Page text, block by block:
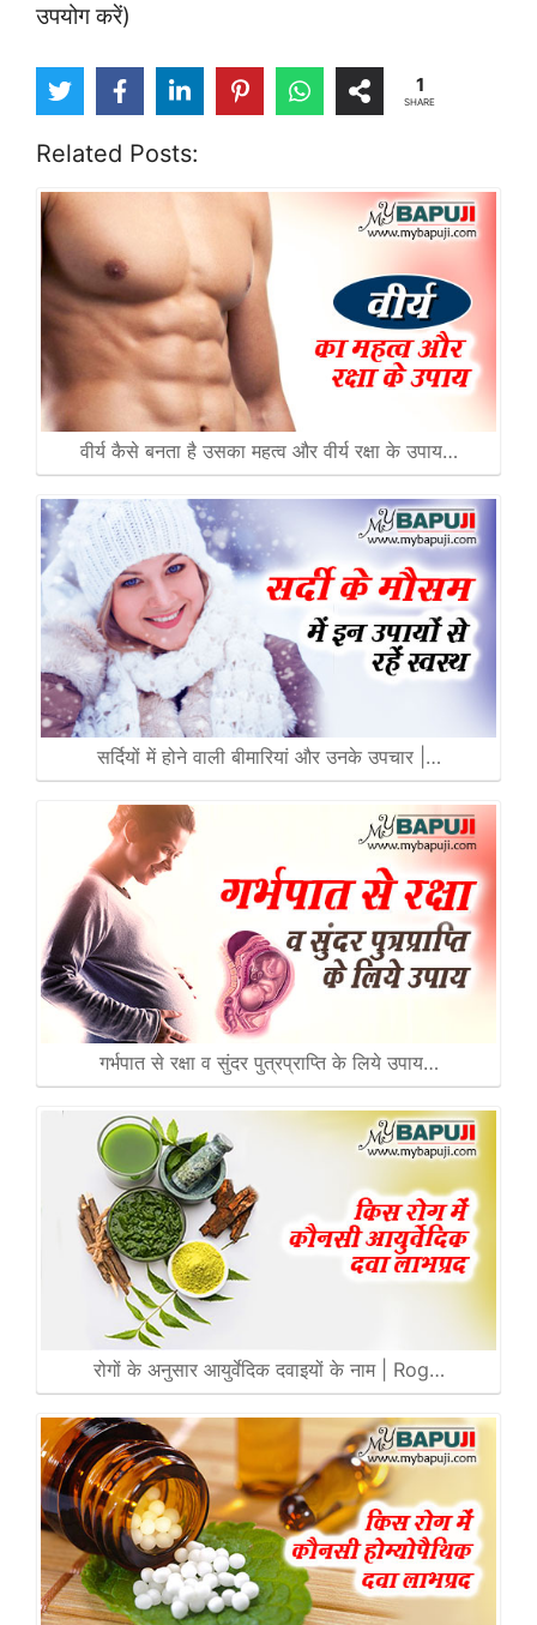
उपयोग करें)
1
SHARE
Related Posts:
वीर्य कैसे बनता है उसका महत्व और वीर्य रक्षा के उपाय…
सर्दियों में होने वाली बीमारियां और उनके उपचार |…
गर्भपात से रक्षा व सुंदर पुत्रप्राप्ति के लिये उपाय…
रोगों के अनुसार आयुर्वेदिक दवाइयों के नाम | Rog…